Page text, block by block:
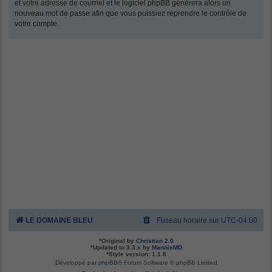
et votre adresse de courriel et le logiciel phpBB générera alors un
nouveau mot de passe afin que vous puissiez reprendre le contrôle de
votre compte.
LE DOMAINE BLEU Fuseau horaire sur UTC-04:00
*Original by Christian 2.0
*Updated to 3.3.x by MannixMD
*Style version: 1.1.8
Développé par phpBB® Forum Software © phpBB Limited